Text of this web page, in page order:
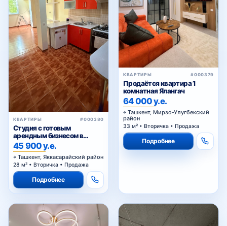
КВАРТИРЫ #000380
Студия с готовым
арендным бизнесом в
Яккасарайском районе
Ташкента
45 900 у.е.
Ташкент, Яккасарайский район
28 м² • Вторичка • Продажа
Подробнее
КВАРТИРЫ #000379
Продаётся квартира 1
комнатная Ялангач
64 000 у.е.
Ташкент, Мирзо-Улугбекский
район
33 м² • Вторичка • Продажа
Подробнее